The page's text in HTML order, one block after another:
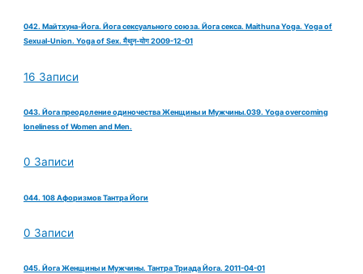
042. Майтхуна-Йога. Йога сексуального союза. Йога секса. Maithuna Yoga. Yoga of
Sexual-Union. Yoga of Sex. मैथुन-योग 2009-12-01
16 Записи
043. Йога преодоление одиночества Женщины и Мужчины.039. Yoga overcoming
loneliness of Women and Men.
0 Записи
044. 108 Афоризмов Тантра Йоги
0 Записи
045. Йога Женщины и Мужчины. Тантра Триада Йога. 2011-04-01